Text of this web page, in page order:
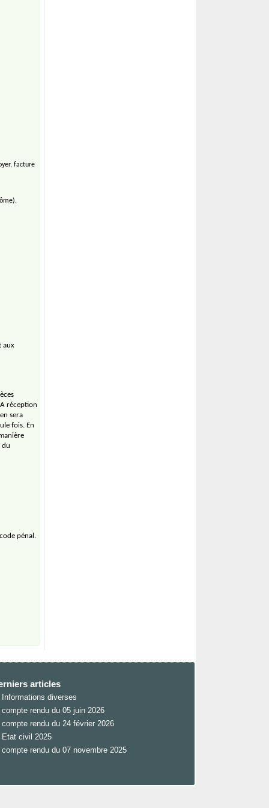
facture
aux
réception
sera
fois. En
du
pénal.
articles
Informations diverses
compte rendu du 05 juin 2026
compte rendu du 24 février 2026
Etat civil 2025
compte rendu du 07 novembre 2025